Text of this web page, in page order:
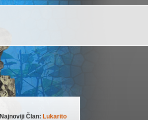
Najnoviji Član: Lukarito